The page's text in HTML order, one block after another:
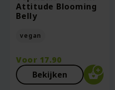
Attitude Blooming
Belly
vegan
Voor 17.90
Bekijken